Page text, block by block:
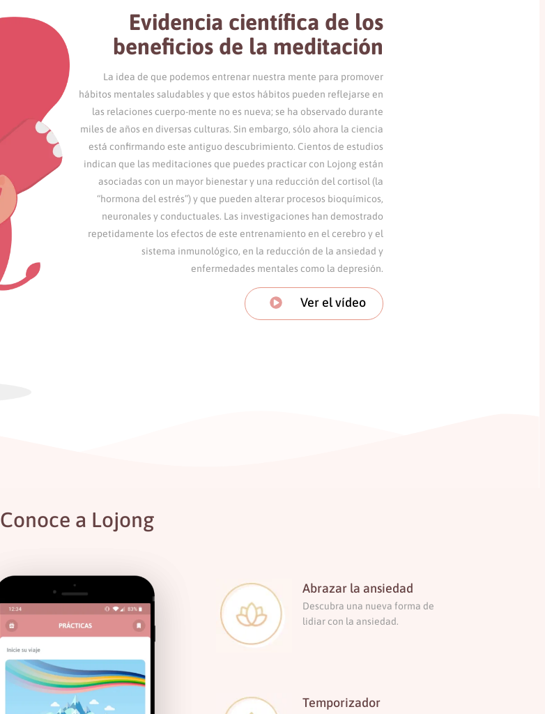
Evidencia científica de los
beneficios de la meditación
La idea de que podemos entrenar nuestra mente para promover
hábitos mentales saludables y que estos hábitos pueden reflejarse en
las relaciones cuerpo-mente no es nueva; se ha observado durante
miles de años en diversas culturas. Sin embargo, sólo ahora la ciencia
está confirmando este antiguo descubrimiento. Cientos de estudios
indican que las meditaciones que puedes practicar con Lojong están
asociadas con un mayor bienestar y una reducción del cortisol (la
“hormona del estrés”) y que pueden alterar procesos bioquímicos,
neuronales y conductuales. Las investigaciones han demostrado
repetidamente los efectos de este entrenamiento en el cerebro y el
sistema inmunológico, en la reducción de la ansiedad y
enfermedades mentales como la depresión.
Ver el vídeo
Conoce a Lojong
Abrazar la ansiedad
Descubra una nueva forma de
lidiar con la ansiedad.
Temporizador